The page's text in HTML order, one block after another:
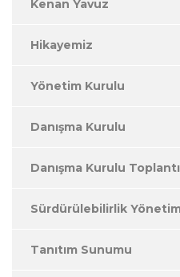
Kenan Yavuz
Hikayemiz
Yönetim Kurulu
Danışma Kurulu
Danışma Kurulu
Sürdürülebilirlik
Tanıtım Sunumu